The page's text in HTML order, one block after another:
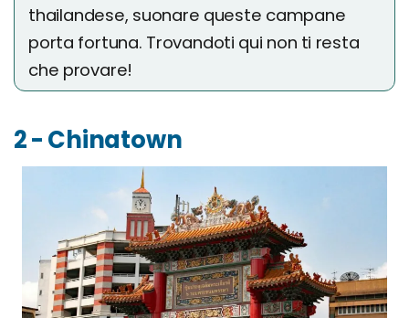
thailandese, suonare queste campane
porta fortuna. Trovandoti qui non ti resta
che provare!
2 - Chinatown